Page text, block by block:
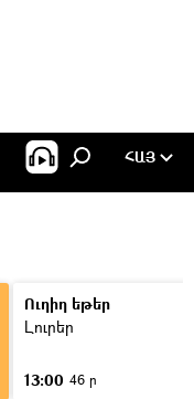
ՀԱՅ
Ուղիղ եթեր
Լուրեր
13:00 46 ր